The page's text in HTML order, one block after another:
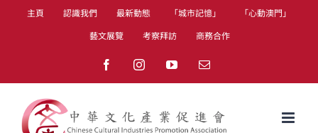
主頁 認識我們 最新動態 「城市記憶」
「心動澳門」
藝文展覽
考察拜訪 商務合作
FacebookInstagramYouTubeEmail